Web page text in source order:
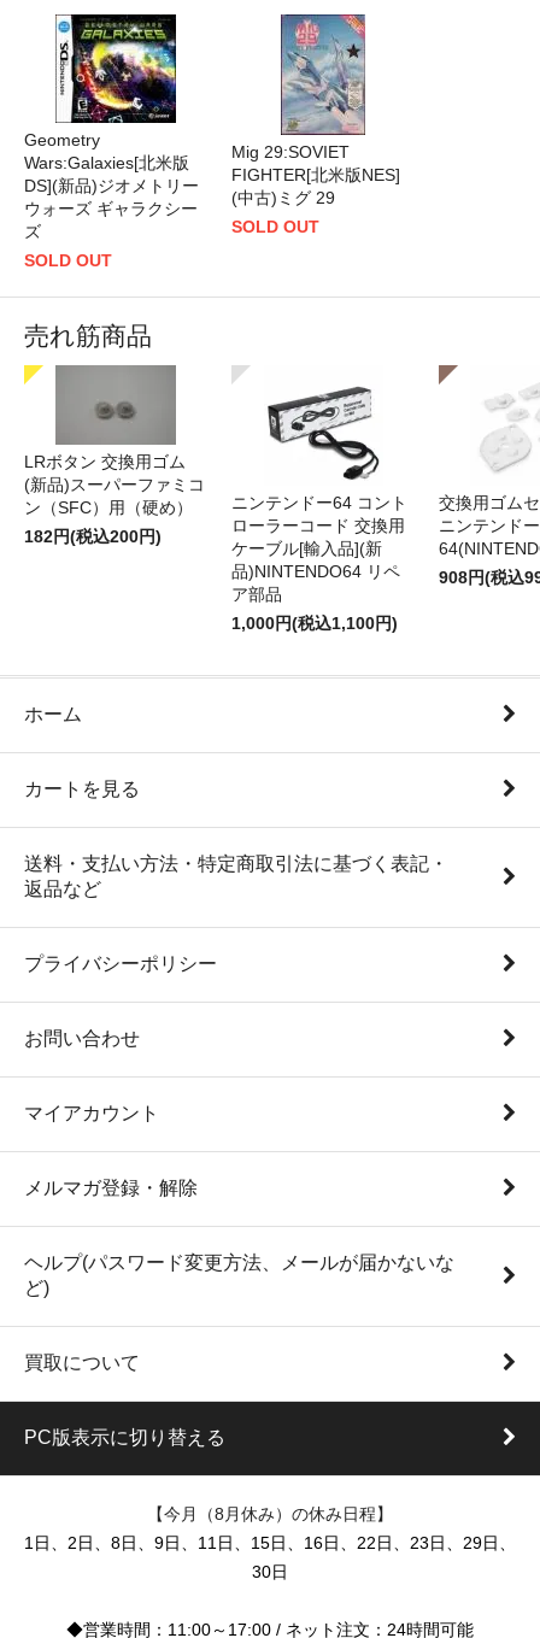
Geometry
Wars:Galaxies[北米版
DS](新品)ジオメトリー
ウォーズ ギャラクシー
ズ
SOLD OUT
Mig 29:SOVIET
FIGHTER[北米版NES]
(中古)ミグ 29
SOLD OUT
売れ筋商品
LRボタン 交換用ゴム
(新品)スーパーファミコ
ン（SFC）用（硬め）
182円(税込200円)
ニンテンドー64 コント
ローラーコード 交換用
ケーブル[輸入品](新
品)NINTENDO64 リペ
ア部品
1,000円(税込1,100円)
交換用ゴム
ニンテンドー
908円(税込
ホーム
カートを見る
送料・支払い方法・特定商取引法に基づく表記・
返品など
プライバシーポリシー
お問い合わせ
マイアカウント
メルマガ登録・解除
ヘルプ(パスワード変更方法、メールが届かないな
ど)
買取について
PC版表示に切り替える
【今月（8月休み）の休み日程】
1日、2日、8日、9日、11日、15日、16日、22日、23日、29日、
30日
◆営業時間：11:00～17:00 / ネット注文：24時間可能